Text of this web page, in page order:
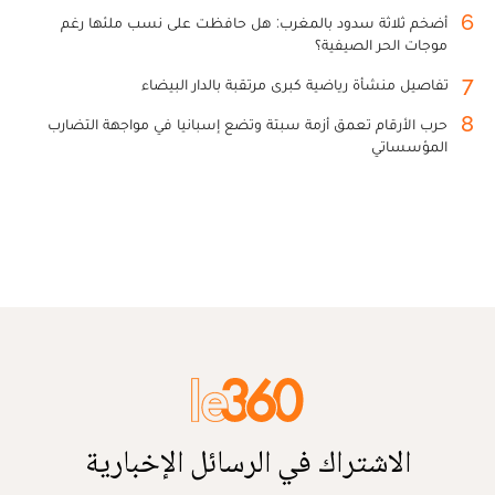
6
أضخم ثلاثة سدود بالمغرب: هل حافظت على نسب ملئها رغم
موجات الحر الصيفية؟
7 تفاصيل منشأة رياضية كبرى مرتقبة بالدار البيضاء
8
حرب الأرقام تعمق أزمة سبتة وتضع إسبانيا في مواجهة التضارب
المؤسساتي
الاشتراك في الرسائل الإخبارية